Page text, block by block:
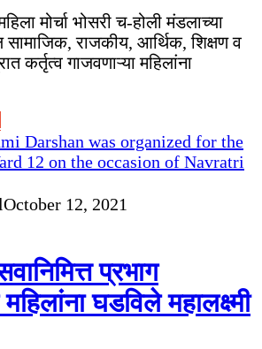
मोर्चा भोसरी च-होली मंडलाच्या
सामाजिक, राजकीय, आर्थिक, शिक्षण व
कर्तृत्व गाजवणाऱ्या महिलांना
October 12, 2021
प्रभाग
घडविले महालक्ष्मी